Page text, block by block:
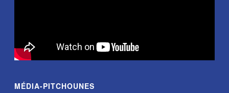
MÉDIA-PITCHOUNES